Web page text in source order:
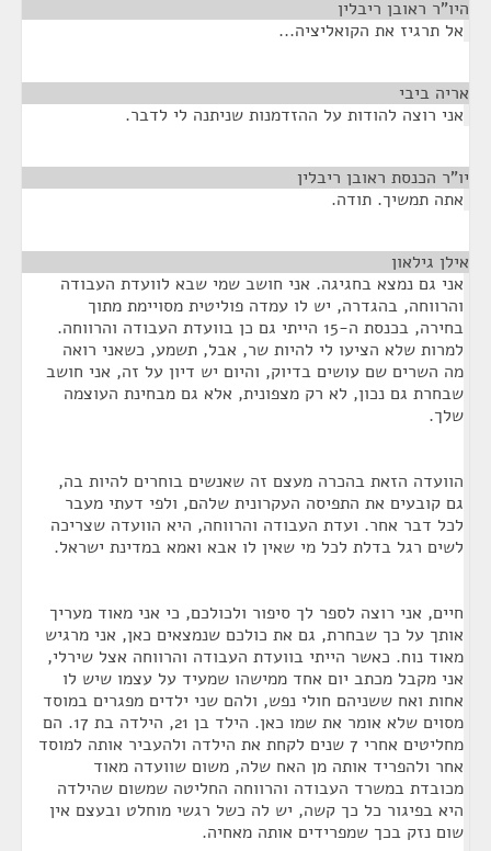
היו"ר ראובן ריבלין
אל תרגיז את הקואליציה...
אריה ביבי
אני רוצה להודות על ההזדמנות שניתנה לי לדבר.
יו"ר הכנסת ראובן ריבלין
אתה תמשיך. תודה.
אילן גילאון
אני גם נמצא בחגיגה. אני חושב שמי שבא לוועדת העבודה
והרווחה, בהגדרה, יש לו עמדה פוליטית מסויימת מתוך
בחירה, בכנסת ה-15 הייתי גם כן בוועדת העבודה והרווחה.
למרות שלא הציעו לי להיות שר, אבל, תשמע, כשאני רואה
מה השרים שם עושים בדיוק, והיום יש דיון על זה, אני חושב
שבחרת גם נכון, לא רק מצפונית, אלא גם מבחינת העוצמה
שלך.
הוועדה הזאת בהכרה מעצם זה שאנשים בוחרים להיות בה,
גם קובעים את התפיסה העקרונית שלהם, ולפי דעתי מעבר
לכל דבר אחר. ועדת העבודה והרווחה, היא הוועדה שצריכה
לשים רגל בדלת לכל מי שאין לו אבא ואמא במדינת ישראל.
חיים, אני רוצה לספר לך סיפור ולכולכם, כי אני מאוד מעריך
אותך על כך שבחרת, גם את כולכם שנמצאים כאן, אני מרגיש
מאוד נוח. כאשר הייתי בוועדת העבודה והרווחה אצל שירלי,
אני מקבל מכתב יום אחד ממישהו שמעיד על עצמו שיש לו
אחות ואח ששניהם חולי נפש, ולהם שני ילדים מפגרים במוסד
מסוים שלא אומר את שמו כאן. הילד בן 21, הילדה בת 17. הם
מחליטים אחרי 7 שנים לקחת את הילדה ולהעביר אותה למוסד
אחר ולהפריד אותה מן האח שלה, משום שוועדה מאוד
מכובדת במשרד העבודה והרווחה החליטה שמשום שהילדה
היא בפיגור כל כך קשה, יש לה כשל רגשי מוחלט ובעצם אין
שום נזק בכך שמפרידים אותה מאחיה.